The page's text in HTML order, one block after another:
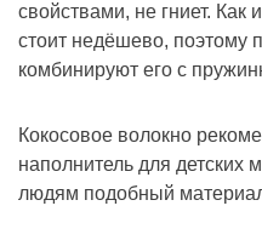
свойствами, не гниет. Как
стоит недёшево, поэтому
комбинируют его с
Кокосовое волокно
наполнитель для детских
людям подобный